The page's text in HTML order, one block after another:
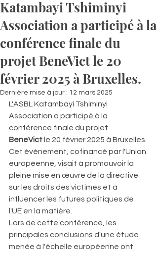
Katambayi Tshiminyi
Association a participé à la
conférence finale du
projet BeneVict le 20
février 2025 à Bruxelles.
Dernière mise à jour : 12 mars 2025
L'ASBL Katambayi Tshiminyi
Association a participé à la
conférence finale du projet
BeneVict le 20 février 2025 à Bruxelles.
Cet événement, cofinancé par l'Union
européenne, visait à promouvoir la
pleine mise en œuvre de la directive
sur les droits des victimes et à
influencer les futures politiques de
l'UE en la matière.
Lors de cette conférence, les
principales conclusions d'une étude
menée à l'échelle européenne ont